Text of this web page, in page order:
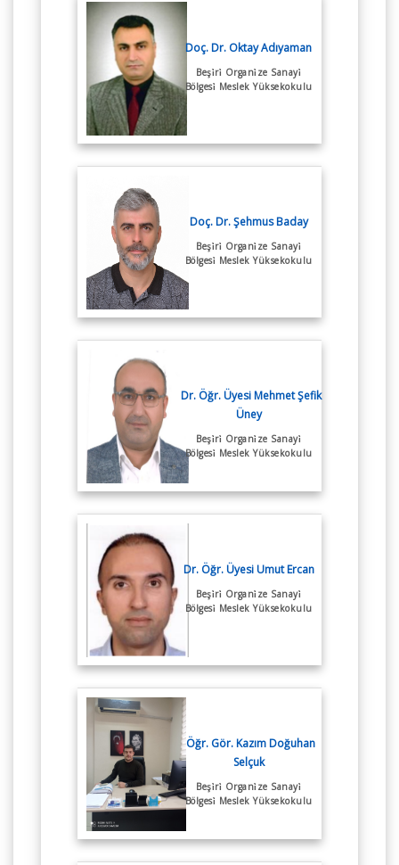
Doç. Dr. Oktay Adıyaman
Beşi̇ri̇ Organi̇ze Sanayi̇
Bölgesi̇ Meslek Yüksekokulu
Doç. Dr. Şehmus Baday
Beşi̇ri̇ Organi̇ze Sanayi̇
Bölgesi̇ Meslek Yüksekokulu
Dr. Öğr. Üyesi Mehmet Şefik
Üney
Beşi̇ri̇ Organi̇ze Sanayi̇
Bölgesi̇ Meslek Yüksekokulu
Dr. Öğr. Üyesi Umut Ercan
Beşi̇ri̇ Organi̇ze Sanayi̇
Bölgesi̇ Meslek Yüksekokulu
Öğr. Gör. Kazım Doğuhan
Selçuk
Beşi̇ri̇ Organi̇ze Sanayi̇
Bölgesi̇ Meslek Yüksekokulu